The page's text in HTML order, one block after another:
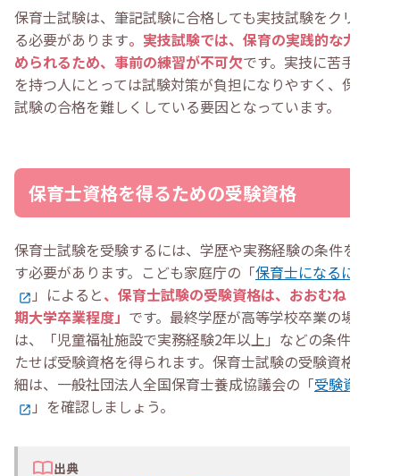
保育士試験は、筆記試験に合格しても実技試験をクリアす
る必要があります。実技試験では、保育の実践的な力を求
められるため、事前の練習が不可欠です。実技に苦手意識
を持つ人にとっては試験対策が負担になりやすく、保育士
試験の合格を難しくしている要因となっています。
保育士資格を得るための受験資格
保育士試験を受験するには、学歴や実務経験の条件を満た
す必要があります。こども家庭庁の「保育士になるには
」によると、保育士試験の受験資格は、おおむね「短
期大学卒業程度」 です。最終学歴が高等学校卒業の場合
は、「児童福祉施設で実務経験2年以上」などの条件を満
たせば受験資格を得られます。保育士試験の受験資格の詳
細は、一般社団法人全国保育士養成協議会の「受験資格
」を確認しましょう。
出典